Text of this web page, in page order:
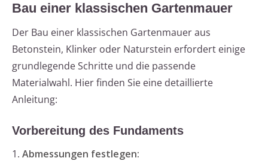
Bau einer klassischen Gartenmauer
Der Bau einer klassischen Gartenmauer aus
Betonstein, Klinker oder Naturstein erfordert einige
grundlegende Schritte und die passende
Materialwahl. Hier finden Sie eine detaillierte
Anleitung:
Vorbereitung des Fundaments
1. Abmessungen festlegen: